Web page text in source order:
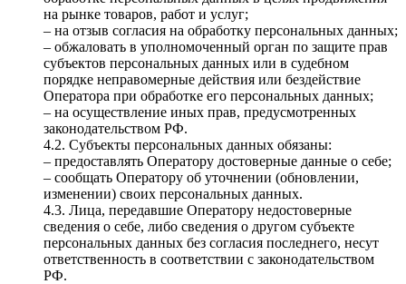
на рынке товаров, работ и услуг;
– на отзыв согласия на обработку персональных данных;
– обжаловать в уполномоченный орган по защите прав
субъектов персональных данных или в судебном
порядке неправомерные действия или бездействие
Оператора при обработке его персональных данных;
– на осуществление иных прав, предусмотренных
законодательством РФ.
4.2. Субъекты персональных данных обязаны:
– предоставлять Оператору достоверные данные о себе;
– сообщать Оператору об уточнении (обновлении,
изменении) своих персональных данных.
4.3. Лица, передавшие Оператору недостоверные
сведения о себе, либо сведения о другом субъекте
персональных данных без согласия последнего, несут
ответственность в соответствии с законодательством
РФ.